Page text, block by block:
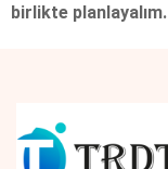
birlikte planlayalım.